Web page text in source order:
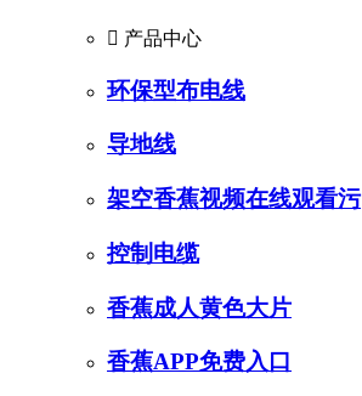
 产品中心
环保型布电线
导地线
架空香蕉视频在线观看污
控制电缆
香蕉成人黄色大片
香蕉APP免费入口